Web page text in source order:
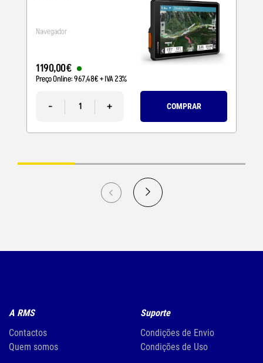
Navegador
1190,00€
Preço Online:967,48€+ IVA 23%
- + COMPRAR
A RMS
Contactos
Quem somos
Suporte
Condições de Envio
Condições de Uso